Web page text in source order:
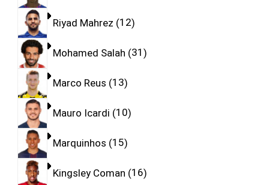
Riyad Mahrez 12
Mohamed Salah 31
Marco Reus 13
Mauro Icardi 10
Marquinhos 15
Kingsley Coman 16